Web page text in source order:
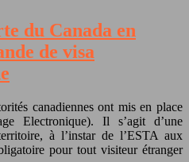
du Canada en
de visa
canadiennes ont mis en place
Electronique). Il s’agit d’une
à l’instar de l’ESTA aux
pour tout visiteur étranger